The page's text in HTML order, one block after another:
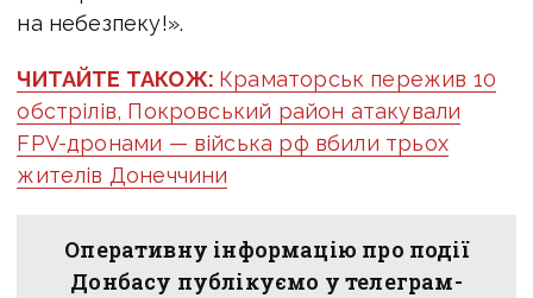
на небезпеку!».
ЧИТАЙТЕ ТАКОЖ: Краматорськ пережив 10
обстрілів, Покровський район атакували
FPV-дронами — війська рф вбили трьох
жителів Донеччини
Оперативну інформацію про події
Донбасу публікуємо у телеграм-